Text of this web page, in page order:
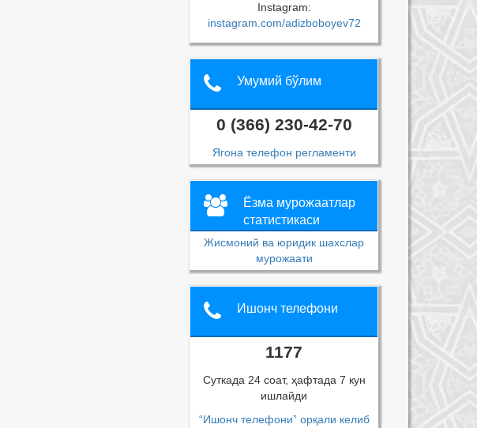
Instagram:
instagram.com/adizboboyev72
Умумий бўлим
0 (366) 230-42-70
Ягона телефон регламенти
Ёзма мурожаатлар
статистикаси
Жисмоний ва юридик шахслар
мурожаати
Ишонч телефони
1177
Суткада 24 соат, ҳафтада 7 кун
ишлайди
“Ишонч телефони” орқали келиб